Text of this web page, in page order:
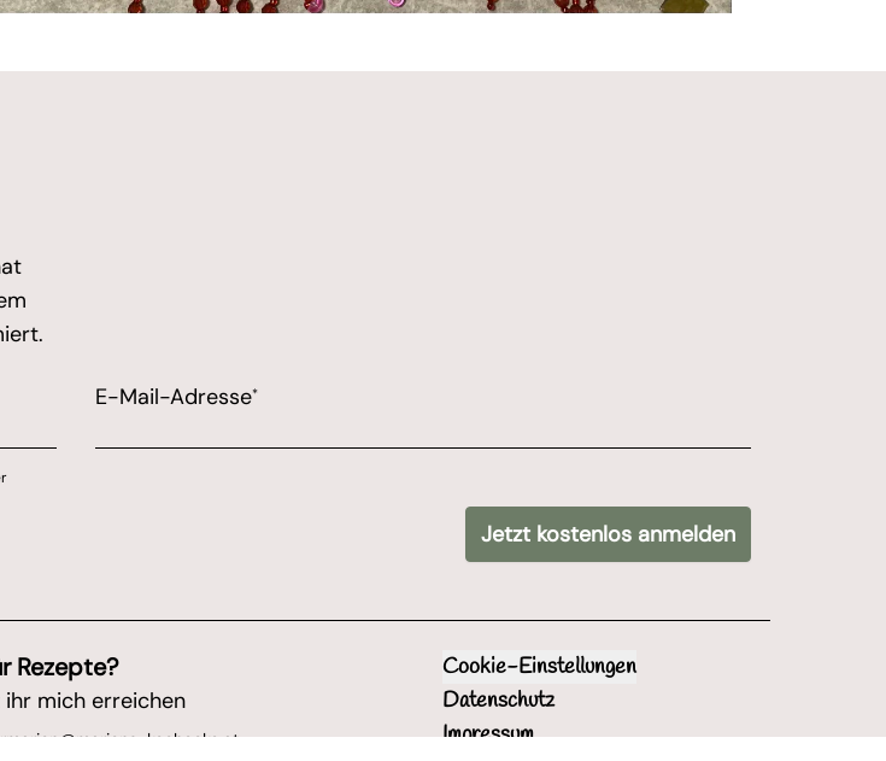
E-Mail-Adresse*
kontaktiert werden willst.
not remove this or risk form bot signups */
Jetzt kostenlos anmelden
Rezepte?
ihr mich erreichen
kochecke.at
Cookie-Einstellungen
Datenschutz
Impressum